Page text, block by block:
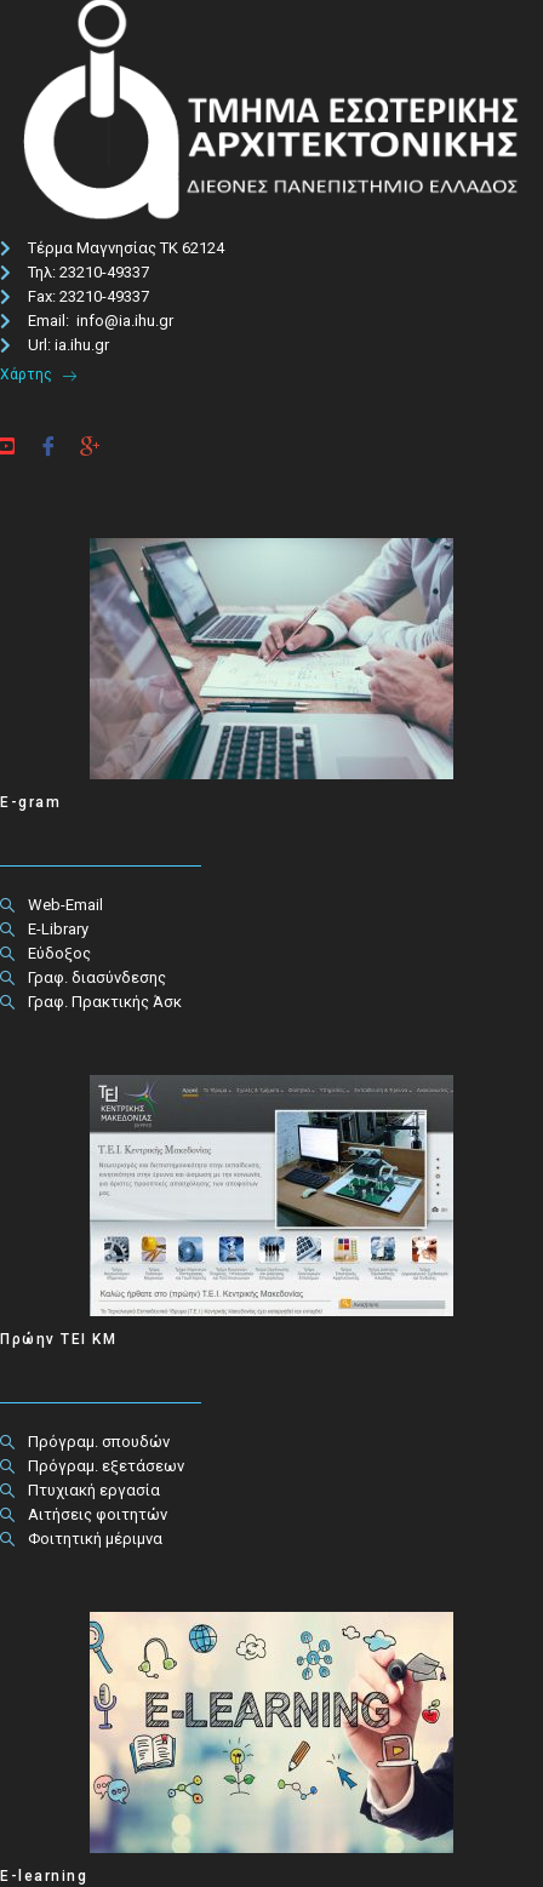
Τέρμα Μαγνησίας ΤΚ 62124
Τηλ: 23210-49337​
Fax: 23210-49337
Email: info@ia.ihu.gr
Url: ia.ihu.gr
Χάρτης
E-gram
Web-Email
E-Library
Εύδοξος
Γραφ. διασύνδεσης
Γραφ. Πρακτικής Άσκ
Πρώην ΤΕΙ ΚΜ
Πρόγραμ. σπουδών
Πρόγραμ. εξετάσεων
Πτυχιακή εργασία
Αιτήσεις φοιτητών
Φοιτητική μέριμνα
E-learning